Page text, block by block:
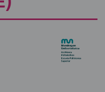
Image